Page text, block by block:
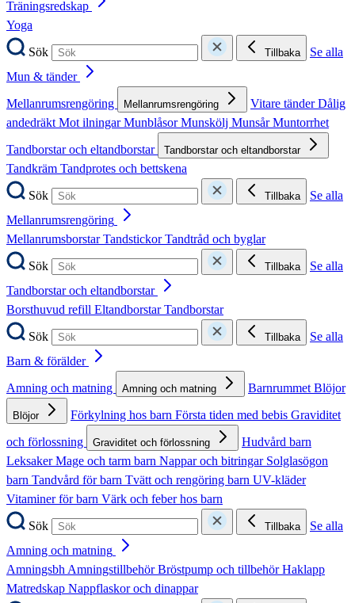
Träningsredskap
Yoga
Sök
Tillbaka
Se alla
Mun & tänder
Mellanrumsrengöring
Mellanrumsrengöring Vitare tänderDålig
andedräktMot ilningarMunblåsorMunskölj MunsårMuntorrhet
Tandborstar och eltandborstar
Tandborstar och eltandborstar
Tandkräm Tandprotes och bettskena
Sök
Tillbaka
Se alla
Mellanrumsrengöring
MellanrumsborstarTandstickorTandtråd och byglar
Sök
Tillbaka
Se alla
Tandborstar och eltandborstar
Borsthuvud refill EltandborstarTandborstar
Sök
Tillbaka
Se alla
Barn & förälder
Amning och matning
Amning och matning BarnrummetBlöjor
Blöjor Förkylning hos barn Första tiden med bebis Graviditet
och förlossning
Graviditet och förlossning
Hudvård barn
LeksakerMage och tarm barn Nappar och bitringar Solglasögon
barn Tandvård för barn Tvätt och rengöring barn UV-kläder
Vitaminer för barn Värk och feber hos barn
Sök
Tillbaka
Se alla
Amning och matning
AmningsbhAmningstillbehörBröstpump och tillbehörHaklapp
Matredskap Nappflaskor och dinappar